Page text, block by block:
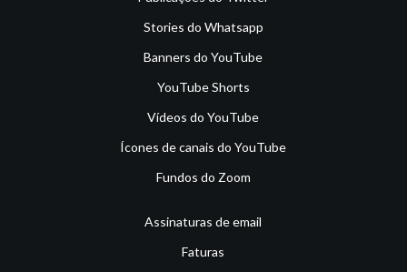
Stories do Whatsapp
Banners do YouTube
YouTube Shorts
Vídeos do YouTube
Ícones de canais do YouTube
Fundos do Zoom
Assinaturas de email
Faturas